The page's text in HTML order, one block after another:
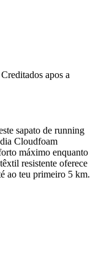
Creditados apos a
sapato de running
Cloudfoam
máximo enquanto
resistente oferece
ao teu primeiro 5 km.